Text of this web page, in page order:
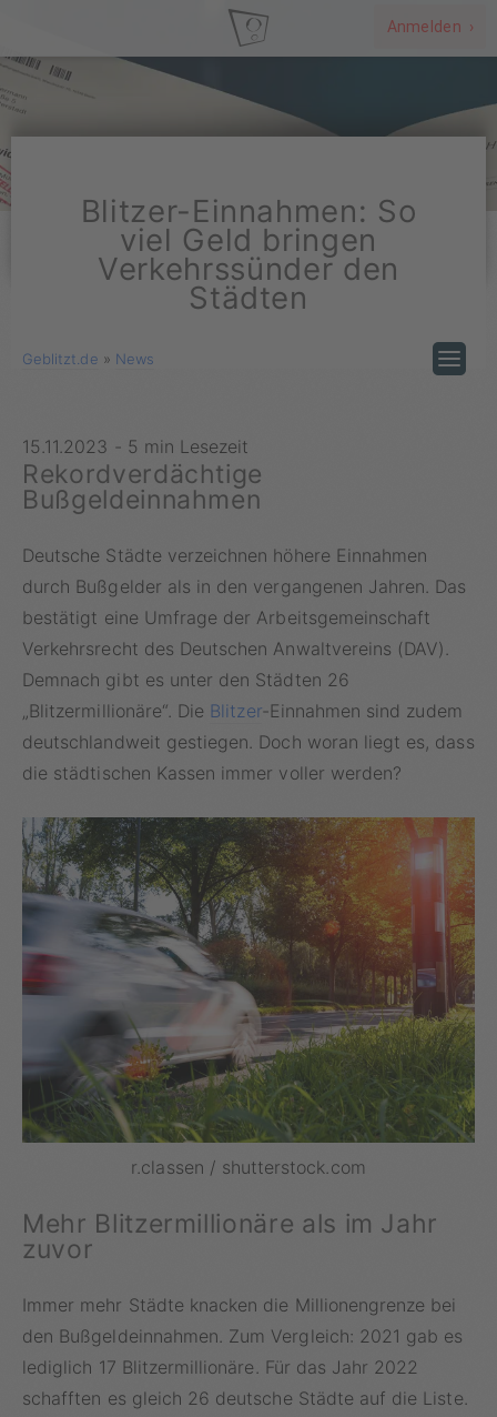
Anmelden ›
Blitzer-Einnahmen: So
viel Geld bringen
Verkehrssünder den
Städten
Geblitzt.de » News
15.11.2023 - 5 min Lesezeit
Rekordverdächtige
Bußgeldeinnahmen
Deutsche Städte verzeichnen höhere Einnahmen
durch Bußgelder als in den vergangenen Jahren. Das
bestätigt eine Umfrage der Arbeitsgemeinschaft
Verkehrsrecht des Deutschen Anwaltvereins (DAV).
Demnach gibt es unter den Städten 26
„Blitzermillionäre“. Die Blitzer-Einnahmen sind zudem
deutschlandweit gestiegen. Doch woran liegt es, dass
die städtischen Kassen immer voller werden?
r.classen / shutterstock.com
Mehr Blitzermillionäre als im Jahr
zuvor
Immer mehr Städte knacken die Millionengrenze bei
den Bußgeldeinnahmen. Zum Vergleich: 2021 gab es
lediglich 17 Blitzermillionäre. Für das Jahr 2022
schafften es gleich 26 deutsche Städte auf die Liste.